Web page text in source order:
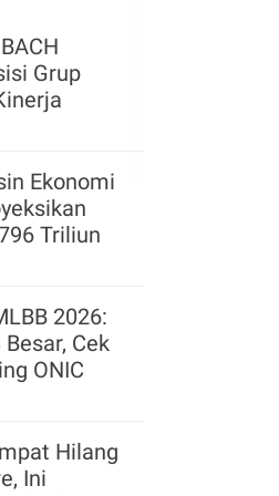
Kamis
Analis
Saham
Rilis
I-2026
& Target
Rilis
I
Salurkan
Aset
Grup
Ekonomi
Triliun
2026:
Cek
ONIC
Hilang
Ini